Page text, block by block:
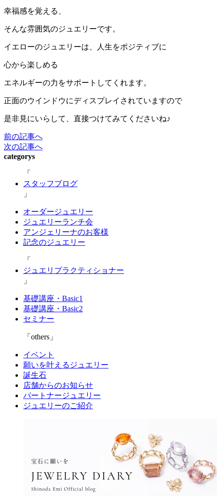
幸福感を覚える、
そんな雰囲気のジュエリーです。
イエローのジュエリーは、人生をポジティブに
心から楽しめる
エネルギーの力をサポートしてくれます。
正面のウインドウにディスプレイされていますので
是非見にいらして、直接つけてみてくださいね♪
前の記事へ
次の記事へ
categorys
スタッフブログ
オーダージュエリー
ジュエリーランチ会
アンジェリーナのお客様
記念のジュエリー
ジュエリプラクティショナー
基礎講座・Basic1
基礎講座・Basic2
セミナー
others
イベント
願いを叶えるジュエリー
誕生石
店舗からのお知らせ
パートナージュエリー
ジュエリーのご紹介